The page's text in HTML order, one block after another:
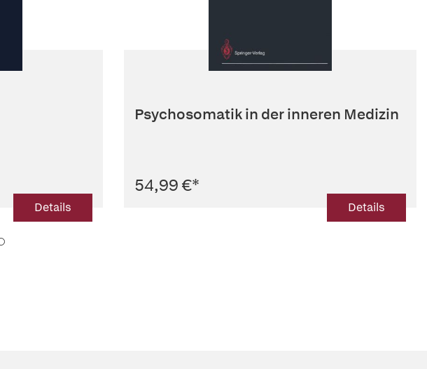
Details
Psychosomatik in der inneren Medizin
54,99 €*
Details